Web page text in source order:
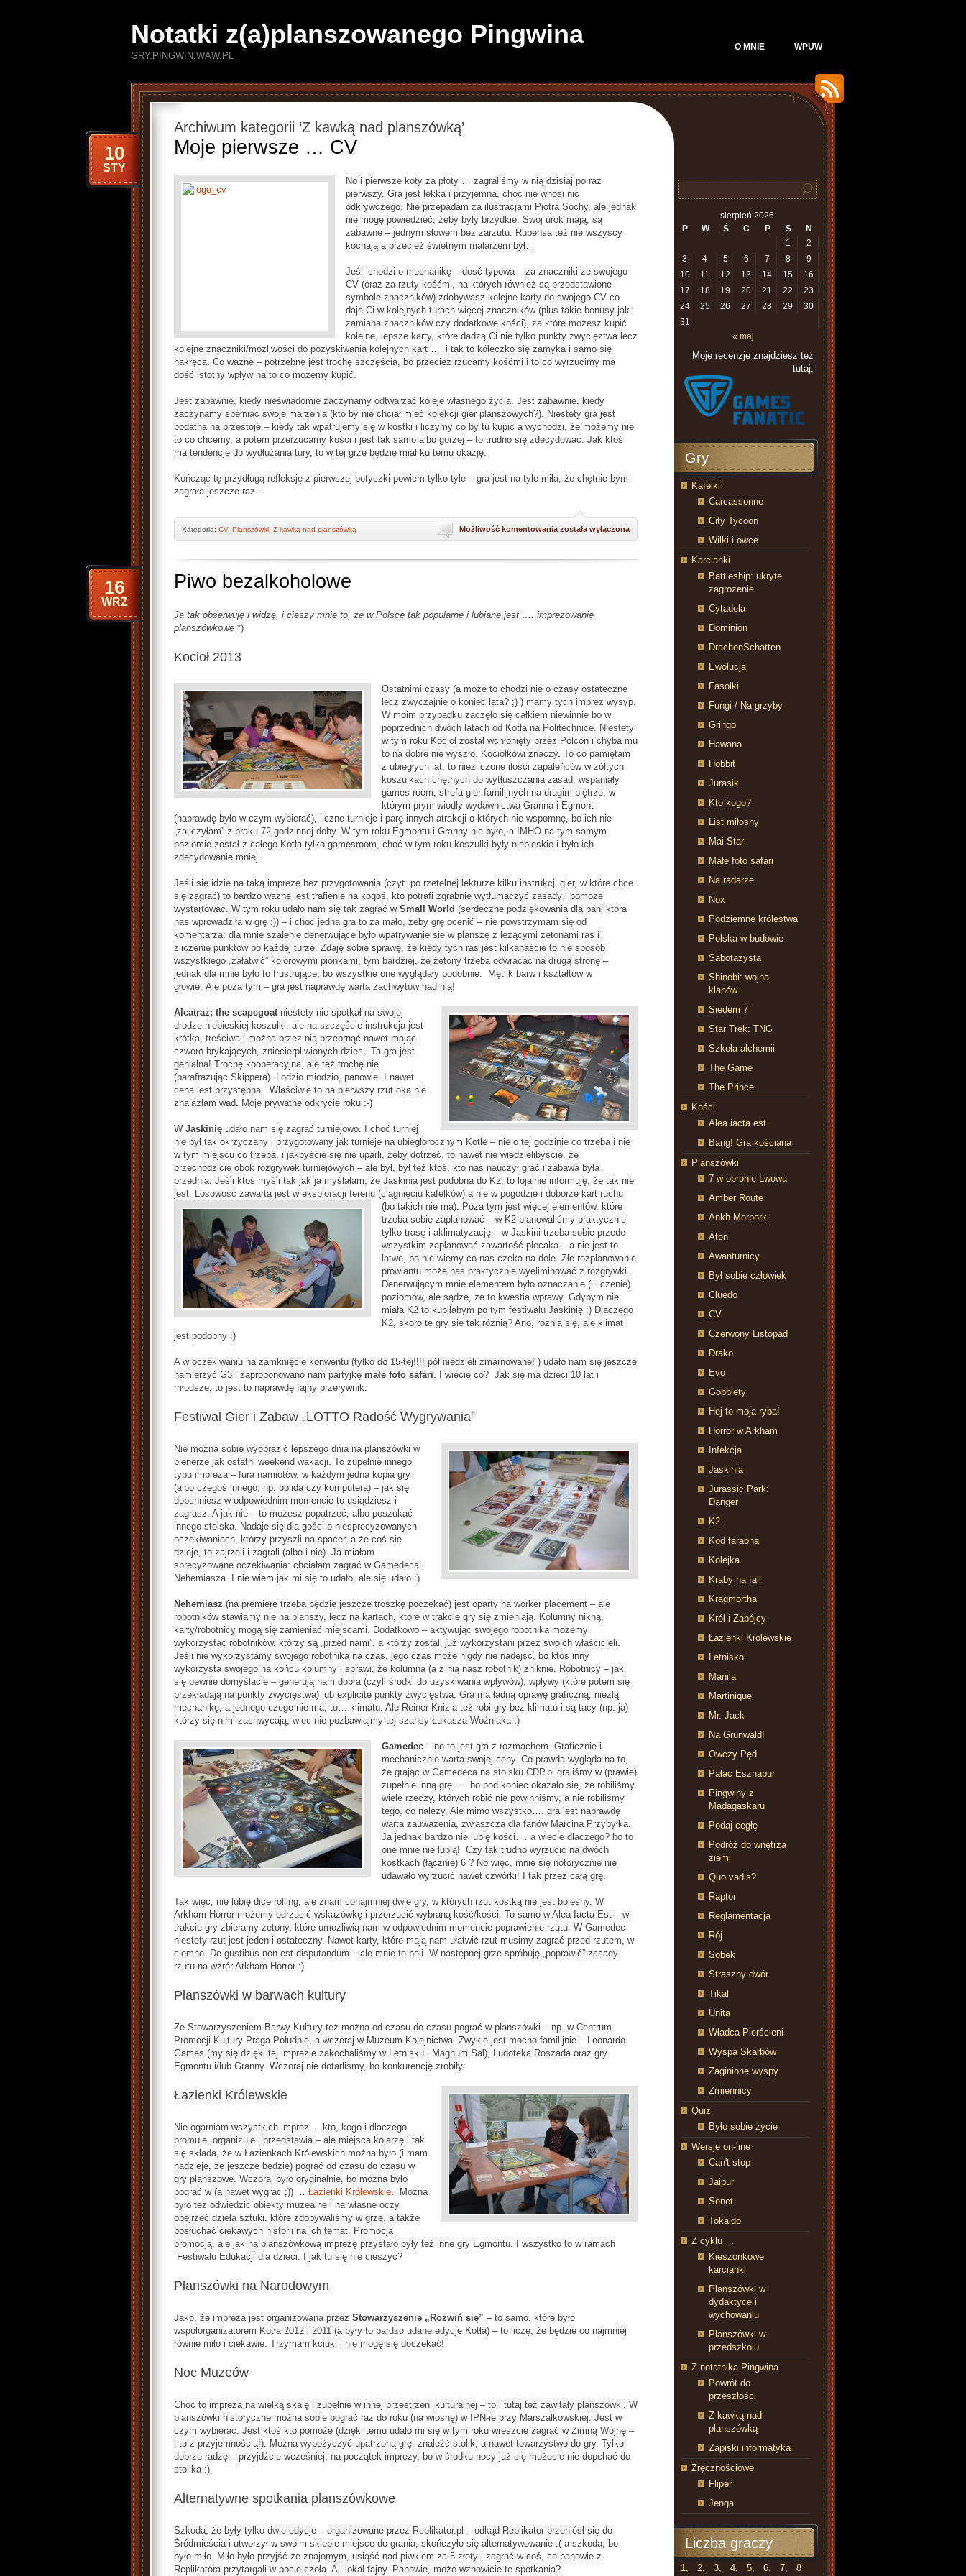
Notatki z(a)planszowanego Pingwina
GRY.PINGWIN.WAW.PL
O MNIE WPUW
Archiwum kategorii ‘Z kawką nad planszówką’
Moje pierwsze … CV
10
STY
No i pierwsze koty za płoty … zagraliśmy w nią dzisiaj po raz
pierwszy. Gra jest lekka i przyjemna, choć nie wnosi nic
odkrywczego. Nie przepadam za ilustracjami Piotra Sochy, ale jednak
nie mogę powiedzieć, żeby były brzydkie. Swój urok mają, są
zabawne – jednym słowem bez zarzutu. Rubensa też nie wszyscy
kochają a przecież świetnym malarzem był…
Jeśli chodzi o mechanikę – dosć typowa – za znaczniki ze swojego
CV (oraz za rzuty kośćmi, na których również są przedstawione
symbole znaczników) zdobywasz kolejne karty do swojego CV co
daje Ci w kolejnych turach więcej znaczników (plus takie bonusy jak
zamiana znaczników czy dodatkowe kości), za które możesz kupić
kolejne, lepsze karty, które dadzą Ci nie tylko punkty zwycięztwa lecz
kolejne znaczniki/możliwości do pozyskiwania kolejnych kart …. i tak to kółeczko się zamyka i samo się
nakręca. Co ważne – potrzebne jest trochę szczęścia, bo przecież rzucamy kośćmi i to co wyrzucimy ma
dość istotny wpływ na to co możemy kupić.
Jest zabawnie, kiedy nieświadomie zaczynamy odtwarzać koleje własnego życia. Jest zabawnie, kiedy
zaczynamy spełniać swoje marzenia (kto by nie chciał mieć kolekcji gier planszowych?). Niestety gra jest
podatna na przestoje – kiedy tak wpatrujemy się w kostki i liczymy co by tu kupić a wychodzi, że możemy nie
to co chcemy, a potem przerzucamy kości i jest tak samo albo gorzej – to trudno się zdecydować. Jak ktoś
ma tendencje do wydłużania tury, to w tej grze będzie miał ku temu okazję.
Kończąc tę przydługą refleksję z pierwszej potyczki powiem tylko tyle – gra jest na tyle miła, że chętnie bym
zagrała jeszcze raz…
Możliwość komentowania Moje
CV
została wyłączona
Kategoria: CV, Planszówki Z kawką nad planszówką
Piwo bezalkoholowe
16
WRZ
Ja tak obserwuję i widzę, i cieszy mnie to, że w Polsce tak popularne i lubiane jest …. imprezowanie
planszówkowe *)
Kocioł 2013
Ostatnimi czasy (a moze to chodzi nie o czasy ostateczne
lecz zwyczajnie o koniec lata? ;) ) mamy tych imprez wysyp.
W moim przypadku zaczęło się całkiem niewinnie bo w
poprzednich dwóch latach od Kotła na Politechnice. Niestety
w tym roku Kocioł został wchłonięty przez Polcon i chyba mu
to na dobre nie wyszło. Kociołkowi znaczy. To co pamiętam
z ubiegłych lat, to niezliczone ilości zapaleńców w zółtych
koszulkach chętnych do wytłuszczania zasad, wspaniały
games room, strefa gier familijnych na drugim piętrze, w
którym prym wiodły wydawnictwa Granna i Egmont
(naprawdę było w czym wybierać), liczne turnieje i parę innych atrakcji o których nie wspomnę, bo ich nie
„zaliczyłam” z braku 72 godzinnej doby. W tym roku Egmontu i Granny nie było, a IMHO na tym samym
poziomie został z całego Kotła tylko gamesroom, choć w tym roku koszulki były niebieskie i było ich
zdecydowanie mniej.
Jeśli się idzie na taką imprezę bez przygotowania (czyt. po rzetelnej lekturze kilku instrukcji gier, w które chce
się zagrać) to bardzo ważne jest trafienie na kogoś, kto potrafi zgrabnie wytłumaczyć zasady i pomoże
wystartować. W tym roku udało nam się tak zagrać w Small World (serdeczne podziękowania dla pani która
nas wprowadziła w grę :)) – i choć jedna gra to za mało, żeby grę ocenić – nie powstrzymam się od
komentarza: dla mnie szalenie denerwujące było wpatrywanie sie w planszę z leżącymi żetonami ras i
zliczenie punktów po każdej turze. Zdaję sobie sprawę, że kiedy tych ras jest kilkanaście to nie sposób
wszystkiego „załatwić” kolorowymi pionkami, tym bardziej, że żetony trzeba odwracać na drugą stronę –
jednak dla mnie było to frustrujące, bo wszystkie one wyglądały podobnie. Mętlik barw i kształtów w
głowie. Ale poza tym – gra jest naprawdę warta zachwytów nad nią!
Alcatraz: the scapegoatniestety nie spotkał na swojej
drodze niebieskiej koszulki, ale na szczęście instrukcja jest
krótka, treściwa i można przez nią przebrnąć nawet mając
czworo brykających, zniecierpliwionych dzieci. Ta gra jest
genialna! Trochę kooperacyjna, ale też trochę nie
(parafrazując Skippera). Lodzio miodzio, panowie. I nawet
cena jest przystępna. Właściwie to na pierwszy rzut oka nie
znalazłam wad. Moje prywatne odkrycie roku :-)
W Jaskinię udało nam się zagrać turniejowo. I choć turniej
nie był tak okrzyczany i przygotowany jak turnieje na ubiegłorocznym Kotle – nie o tej godzinie co trzeba i nie
w tym miejscu co trzeba, i jakbyście się nie uparli, żeby dotrzeć, to nawet nie wiedzielibyście, że
przechodzicie obok rozgrywek turniejowych – ale był, był też ktoś, kto nas nauczył grać i zabawa była
przednia. Jeśli ktoś myśli tak jak ja myślałam, że Jaskinia jest podobna do K2, to lojalnie informuję, że tak nie
jest. Losowość zawarta jest w eksploracji terenu (ciągnięciu kafelków) a nie w pogodzie i doborze kart ruchu
(bo takich nie ma). Poza tym jest więcej elementów, które
trzeba sobie zaplanować – w K2 planowaliśmy praktycznie
tylko trasę i aklimatyzację – w Jaskini trzeba sobie przede
wszystkim zaplanować zawartość plecaka – a nie jest to
latwe, bo nie wiemy co nas czeka na dole. Złe rozplanowanie
prowiantu może nas praktycznie wyeliminować z rozgrywki.
Denerwującym mnie elementem było oznaczanie (i liczenie)
poziomów, ale sądzę, że to kwestia wprawy. Gdybym nie
miała K2 to kupiłabym po tym festiwalu Jaskinię :) Dlaczego
K2, skoro te gry się tak różnią? Ano, różnią się, ale klimat
jest podobny :)
A w oczekiwaniu na zamknięcie konwentu (tylko do 15-tej!!!! pół niedzieli zmarnowane! ) udało nam się jeszcze
namierzyć G3 i zaproponowano nam partyjkę małe foto safari. I wiecie co? Jak się ma dzieci 10 lat i
młodsze, to jest to naprawdę fajny przerywnik.
Festiwal Gier i Zabaw „LOTTO Radość Wygrywania”
Nie można sobie wyobrazić lepszego dnia na planszówki w
plenerze jak ostatni weekend wakacji. To zupełnie innego
typu impreza – fura namiotów, w każdym jedna kopia gry
(albo czegoś innego, np. bolida czy komputera) – jak się
dopchniesz w odpowiednim momencie to usiądziesz i
zagrasz. A jak nie – to możesz popatrzeć, albo poszukać
innego stoiska. Nadaje się dla gości o niesprecyzowanych
oczekiwaniach, którzy przyszli na spacer, a że coś sie
dzieje, to zajrzeli i zagrali (albo i nie). Ja miałam
sprecyzowane oczekiwania: chciałam zagrać w Gamedeca i
Nehemiasza. I nie wiem jak mi się to udało, ale się udało :)
Nehemiasz (na premierę trzeba będzie jeszcze troszkę poczekać) jest oparty na worker placement – ale
robotników stawiamy nie na planszy, lecz na kartach, które w trakcie gry się zmieniają. Kolumny nikną,
karty/robotnicy mogą się zamieniać miejscami. Dodatkowo – aktywując swojego robotnika możemy
wykorzystać robotników, którzy są „przed nami”, a którzy zostali już wykorzystani przez swoich właścicieli.
Jeśli nie wykorzystamy swojego robotnika na czas, jego czas może nigdy nie nadejść, bo ktos inny
wykorzysta swojego na końcu kolumny i sprawi, że kolumna (a z nią nasz robotnik) zniknie. Robotnicy – jak
się pewnie domyślacie – generują nam dobra (czyli środki do uzyskiwania wpływów), wpływy (które potem się
przekładają na punkty zwycięstwa) lub explicite punkty zwycięstwa. Gra ma ładną oprawę graficzną, niezłą
mechanikę, a jednego czego nie ma, to… klimatu. Ale Reiner Knizia też robi gry bez klimatu i są tacy (np. ja)
którzy się nimi zachwycają, wiec nie pozbawiajmy tej szansy Łukasza Woźniaka :)
Gamedec – no to jest gra z rozmachem. Graficznie i
mechanicznie warta swojej ceny. Co prawda wygląda na to,
że grając w Gamedeca na stoisku CDP.pl graliśmy w (prawie)
zupełnie inną grę….. bo pod koniec okazało się, że robiliśmy
wiele rzeczy, których robić nie powinniśmy, a nie robiliśmy
tego, co należy. Ale mimo wszystko…. gra jest naprawdę
warta zauważenia, zwłaszcza dla fanów Marcina Przybyłka.
Ja jednak bardzo nie lubię kości…. a wiecie dlaczego? bo to
one mnie nie lubią! Czy tak trudno wyrzucić na dwóch
kostkach (łącznie) 6 ? No więc, mnie się notorycznie nie
udawało wyrzucić nawet czwórki! I tak przez całą grę.
Tak więc, nie lubię dice rolling, ale znam conajmniej dwie gry, w których rzut kostką nie jest bolesny. W
Arkham Horror możemy odrzucić wskazówkę i przerzucić wybraną kość/kości. To samo w Alea Iacta Est – w
trakcie gry zbieramy żetony, które umożliwią nam w odpowiednim momencie poprawienie rzutu. W Gamedec
niestety rzut jest jeden i ostateczny. Nawet karty, które mają nam ułatwić rzut musimy zagrać przed rzutem, w
ciemno. De gustibus non est disputandum – ale mnie to boli. W następnej grze spróbuję „poprawić” zasady
rzutu na wzrór Arkham Horror :)
Planszówki w barwach kultury
Ze Stowarzyszeniem Barwy Kultury też można od czasu do czasu pograć w planszówki – np. w Centrum
Promocji Kultury Praga Południe, a wczoraj w Muzeum Kolejnictwa. Zwykle jest mocno familijnie – Leonardo
Games (my się dzięki tej imprezie zakochaliśmy w Letnisku i Magnum Sal), Ludoteka Roszada oraz gry
Egmontu i/lub Granny. Wczoraj nie dotarlismy, bo konkurencję zrobiły:
Łazienki Królewskie
Nie ogarniam wszystkich imprez – kto, kogo i dlaczego
promuje, organizuje i przedstawia – ale miejsca kojarzę i tak
się składa, że w Łazienkach Królewskich można było (i mam
nadzieję, że jeszcze będzie) pograć od czasu do czasu w
gry planszowe. Wczoraj było oryginalnie, bo można było
pograć w (a nawet wygrać ;))…. Łazienki Królewskie. Można
było też odwiedzić obiekty muzealne i na własne oczy
obejrzeć dzieła sztuki, które zdobywaliśmy w grze, a także
posłuchać ciekawych historii na ich temat. Promocja
promocją, ale jak na planszówkową imprezę przystało były też inne gry Egmontu. I wszystko to w ramach
Festiwalu Edukacji dla dzieci. I jak tu się nie cieszyć?
Planszówki na Narodowym
Jako, że impreza jest organizowana przez Stowarzyszenie „Rozwiń się” – to samo, które było
współorganizatorem Kotła 2012 i 2011 (a były to bardzo udane edycje Kotła) – to liczę, że będzie co najmniej
równie miło i ciekawie. Trzymam kciuki i nie mogę się doczekać!
Noc Muzeów
Choć to impreza na wielką skalę i zupełnie w innej przestrzeni kulturalnej – to i tutaj też zawitały planszówki. W
planszówki historyczne można sobie pograć raz do roku (na wiosnę) w IPN-ie przy Marszałkowskiej. Jest w
czym wybierać. Jest ktoś kto pomoże (dzięki temu udało mi się w tym roku wreszcie zagrać w Zimną Wojnę –
i to z przyjemnością!). Można wypożyczyć upatrzoną grę, znaleźć stolik, a nawet towarzystwo do gry. Tylko
dobrze radzę – przyjdźcie wcześniej, na początek imprezy, bo w środku nocy już się możecie nie dopchać do
stolika ;)
Alternatywne spotkania planszówkowe
Szkoda, że były tylko dwie edycje – organizowane przez Replikator.pl – odkąd Replikator przeniósł się do
Śródmieścia i utworzył w swoim sklepie miejsce do grania, skończyło się alternatywowanie :( a szkoda, bo
było miło. Miło było przyjść ze znajomym, usiąść nad piwkiem za 5 złoty i zagrać w coś, co panowie z
Replikatora przytargali w pocie czoła. A i lokal fajny. Panowie, może wznowicie te spotkania?
sierpień 2026
P
W Ś C P S
N
1
2
3
4 5 6 7 8
9
10
11 12 13 14 15
16
17
18 19 20 21 22
23
24
25 26 27 28 29
30
31
« maj
Moje recenzje znajdziesz też
tutaj:
Gry
Kafelki
Carcassonne
City Tycoon
Wilki i owce
Karcianki
Battleship: ukryte
zagrożenie
Cytadela
Dominion
DrachenSchatten
Ewolucja
Fasolki
Fungi / Na grzyby
Gringo
Hawana
Hobbit
Jurasik
Kto kogo?
List miłosny
Mai-Star
Małe foto safari
Na radarze
Nox
Podziemne królestwa
Polska w budowie
Sabotażysta
Shinobi: wojna
klanów
Siedem 7
Star Trek: TNG
Szkoła alchemii
The Game
The Prince
Kości
Alea iacta est
Bang! Gra kościana
Planszówki
7 w obronie Lwowa
Amber Route
Ankh-Morpork
Aton
Awanturnicy
Był sobie człowiek
Cluedo
CV
Czerwony Listopad
Drako
Evo
Gobblety
Hej to moja ryba!
Horror w Arkham
Infekcja
Jaskinia
Jurassic Park:
Danger
K2
Kod faraona
Kolejka
Kraby na fali
Kragmortha
Król i Zabójcy
Łazienki Królewskie
Letnisko
Manila
Martinique
Mr. Jack
Na Grunwald!
Owczy Pęd
Pałac Esznapur
Pingwiny z
Madagaskaru
Podaj cegłę
Podróż do wnętrza
ziemi
Quo vadis?
Raptor
Reglamentacja
Rój
Sobek
Straszny dwór
Tikal
Unita
Władca Pierścieni
Wyspa Skarbów
Zaginione wyspy
Zmiennicy
Quiz
Było sobie życie
Wersje on-line
Can't stop
Jaipur
Senet
Tokaido
Z cyklu …
Kieszonkowe
karcianki
Planszówki w
dydaktyce i
wychowaniu
Planszówki w
przedszkolu
Z notatnika Pingwina
Powrót do
przeszłości
Z kawką nad
planszówką
Zapiski informatyka
Zręcznościowe
Fliper
Jenga
Liczba graczy
1, 2, 3, 4, 5, 6, 7, 8